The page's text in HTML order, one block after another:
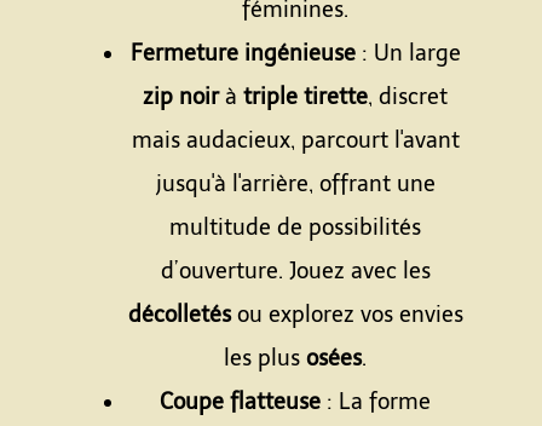
féminines.
Fermeture ingénieuse: Un large
zip noirà triple tirette, discret
mais audacieux, parcourt l'avant
jusqu'à l'arrière, offrant une
multitude de possibilités
d’ouverture. Jouez avec les
décolletésou explorez vos envies
les plus osées.
Coupe flatteuse : La forme